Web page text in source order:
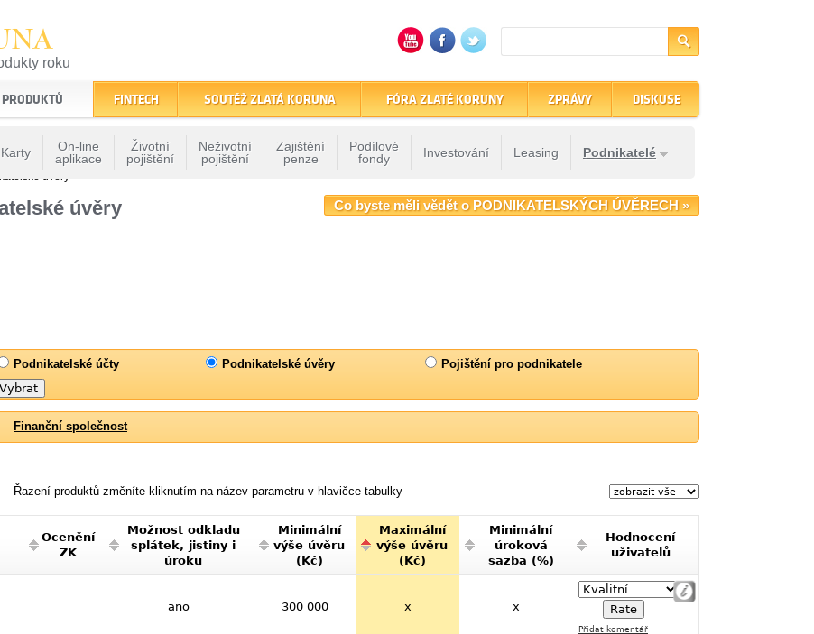
roku
trhu
Karty
On-line
aplikace
Životní
pojištění
Neživotní
pojištění
Zajištění
penze
Podílové
fondy
Investování Leasing Podnikatelé
FINTECH SOUTĚŽ ZLATÁ KORUNA FÓRA ZLATÉ KORUNY ZPRÁVY DISKUSE
úvěry
Co byste měli vědět o PODNIKATELSKÝCH ÚVĚRECH »
úvěry
Podnikatelské účty Podnikatelské úvěry Pojištění pro podnikatele
Finanční společnost
Řazení produktů změníte kliknutím na název parametru v hlavičce tabulky
Ocenění
ZK
Možnost odkladu
splátek, jistiny i
úroku
Minimální
výše úvěru
(Kč)
Maximální
výše úvěru
(Kč)
Minimální
úroková
sazba (%)
Hodnocení
uživatelů
ano 300 000 x x
Přidat komentář